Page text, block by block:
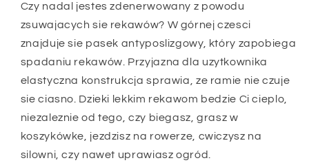
Czy nadal jestes zdenerwowany z powodu
zsuwajacych sie rekawów? W górnej czesci
znajduje sie pasek antyposlizgowy, który zapobiega
spadaniu rekawów. Przyjazna dla uzytkownika
elastyczna konstrukcja sprawia, ze ramie nie czuje
sie ciasno. Dzieki lekkim rekawom bedzie Ci cieplo,
niezaleznie od tego, czy biegasz, grasz w
koszykówke, jezdzisz na rowerze, cwiczysz na
silowni, czy nawet uprawiasz ogród.